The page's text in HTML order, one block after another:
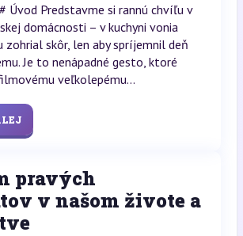
Úvod Predstavme si rannú chvíľu v
domácnosti – v kuchyni vonia
zohrial skôr, len aby spríjemnil deň
Je to nenápadné gesto, ktoré
veľkolepému...
pravých
v našom živote a